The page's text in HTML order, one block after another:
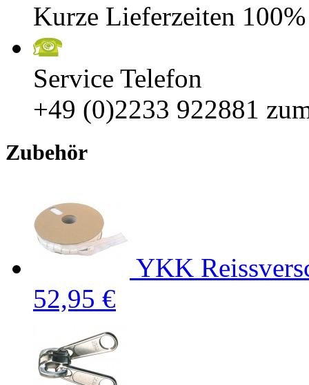
Kurze Lieferzeiten
Service Telefon
+49 (0)2233 922881
Zubehör
YKK
52,95 €